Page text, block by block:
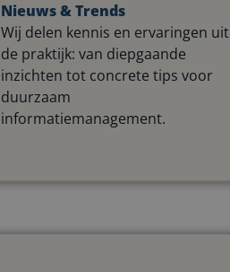
Nieuws & Trends
Wij delen kennis en ervaringen uit
de praktijk: van diepgaande
inzichten tot concrete tips voor
duurzaam
informatiemanagement.